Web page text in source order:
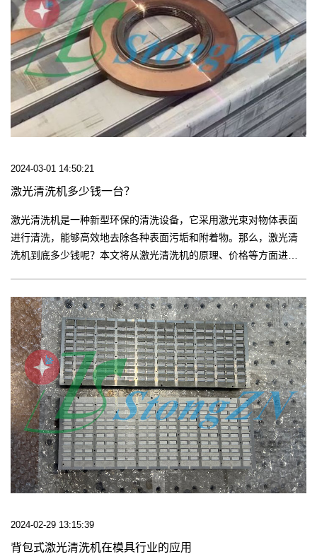
2024-03-01 14:50:21
激光清洗机多少钱一台？
激光清洗机是一种新型环保的清洗设备，它采用激光束对物体表面
进行清洗，能够高效地去除各种表面污垢和附着物。那么，激光清
洗机到底多少钱呢？本文将从激光清洗机的原理、价格等方面进行
2024-02-29 13:15:39
背包式激光清洗机在模具行业的应用